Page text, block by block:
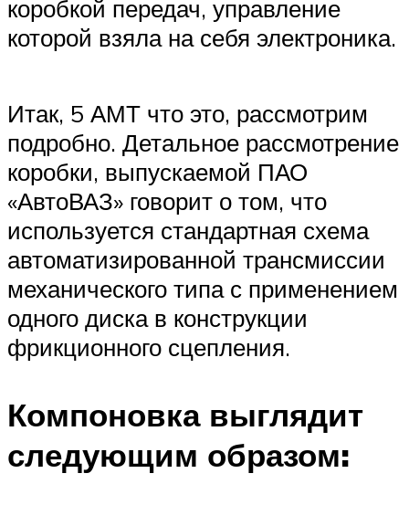
коробкой передач, управление
которой взяла на себя электроника.
Итак, 5 АМТ что это, рассмотрим
подробно. Детальное рассмотрение
коробки, выпускаемой ПАО
«АвтоВАЗ» говорит о том, что
используется стандартная схема
автоматизированной трансмиссии
механического типа с применением
одного диска в конструкции
фрикционного сцепления.
Компоновка выглядит
следующим образом: